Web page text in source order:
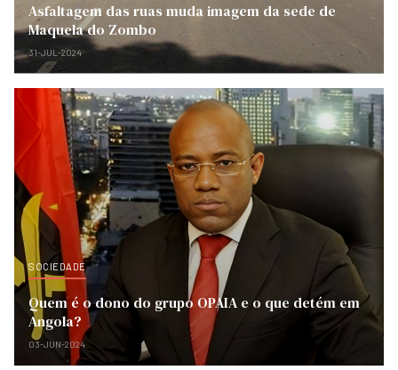
Asfaltagem das ruas muda imagem da sede de
Maquela do Zombo
31-JUL-2024
SOCIEDADE
Quem é o dono do grupo OPAIA e o que detém em
Angola?
03-JUN-2024